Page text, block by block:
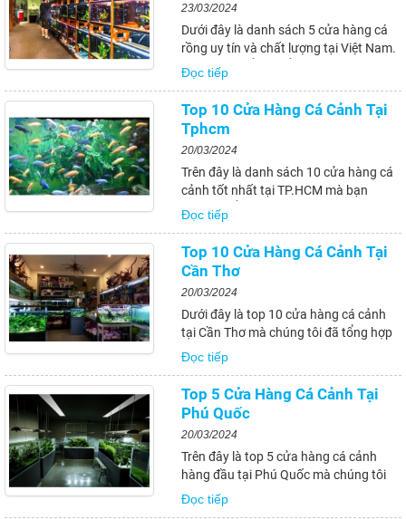
23/03/2024
Dưới đây là danh sách 5 cửa hàng cá
rồng uy tín và chất lượng tại Việt Nam.
Tuy nhiên, để có thể mua được cá rồng
chất lượng và phù hợp với nhu cầu của
mình, bạn nên cân nhắc kỹ trước khi
quyết định mua. Hãy tham khảo ý...
Đọc tiếp
Top 10 Cửa Hàng Cá Cảnh Tại
Tphcm
20/03/2024
Trên đây là danh sách 10 cửa hàng cá
cảnh tốt nhất tại TP.HCM mà bạn
không thể bỏ qua. Hãy lựa chọn cho
mình một địa chỉ uy tín và chất lượng
để có thể khám phá thế giới cá cảnh đa
dạng và độc đáo tại TP.HCM. Đừng
quên áp...
Đọc tiếp
Top 10 Cửa Hàng Cá Cảnh Tại
Cần Thơ
20/03/2024
Dưới đây là top 10 cửa hàng cá cảnh
tại Cần Thơ mà chúng tôi đã tổng hợp
và giới thiệu đến bạn. Hy vọng rằng
những thông tin trên sẽ giúp bạn có thể
tìm kiếm được những địa chỉ mua bán
cá cảnh uy tín và chất lượng tại...
Đọc tiếp
Top 5 Cửa Hàng Cá Cảnh Tại
Phú Quốc
20/03/2024
Trên đây là top 5 cửa hàng cá cảnh
hàng đầu tại Phú Quốc mà chúng tôi
đã giới thiệu đến bạn. Với đa dạng loài
cá và chất lượng sản phẩm đảm bảo,
Đọc tiếp